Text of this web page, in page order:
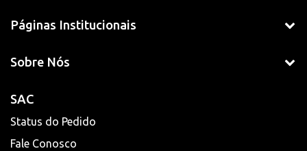
Páginas Institucionais
Sobre Nós
SAC
Status do Pedido
Fale Conosco